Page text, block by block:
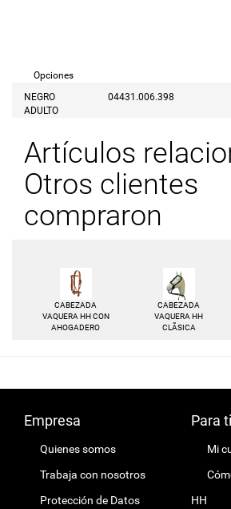
Opciones
NEGRO
ADULTO
04431.006.398
Artículos
Otros clientes
compraron
CABEZADA
VAQUERA HH CON
AHOGADERO
CABEZADA
VAQUERA HH
CLÃSICA
Empresa
Quienes somos
Trabaja con nosotros
Protección de Datos
Para
Mi
HH